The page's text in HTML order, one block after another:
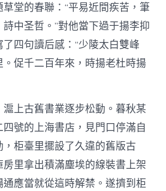
堂的春聯：“平易近間疾苦，筆
中圣哲。”對他當下過于揚李抑
四句讀后感：“少陵太白雙峰
促千二百年來，時揚老杜時揚
上古舊書業逐步松動。暮秋某
號的上海書店，見門口停滿自
柜臺里擺設了久違的舊版古
里拿出積滿塵埃的線裝書上架
應當就從這時解禁。遂擠到柜